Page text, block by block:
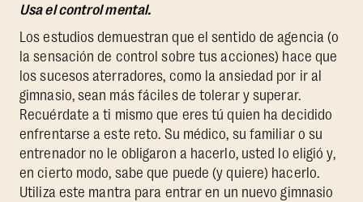
Usa el control mental.
Los estudios demuestran que el sentido de agencia (o
la sensación de control sobre tus acciones) hace que
los sucesos aterradores, como la ansiedad por ir al
gimnasio, sean más fáciles de tolerar y superar.
Recuérdate a ti mismo que eres tú quien ha decidido
enfrentarse a este reto. Su médico, su familiar o su
entrenador no le obligaron a hacerlo, usted lo eligió y,
en cierto modo, sabe que puede (y quiere) hacerlo.
Utiliza este mantra para entrar en un nuevo gimnasio